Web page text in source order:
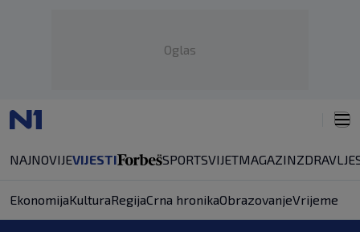
Oglas
NAJNOVIJEVIJESTI SPORTSVIJETMAGAZINZDRAVLJE
EkonomijaKulturaRegijaCrna hronikaObrazovanjeVrijeme